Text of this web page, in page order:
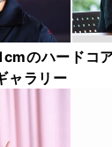
のハードコ
ャラリー